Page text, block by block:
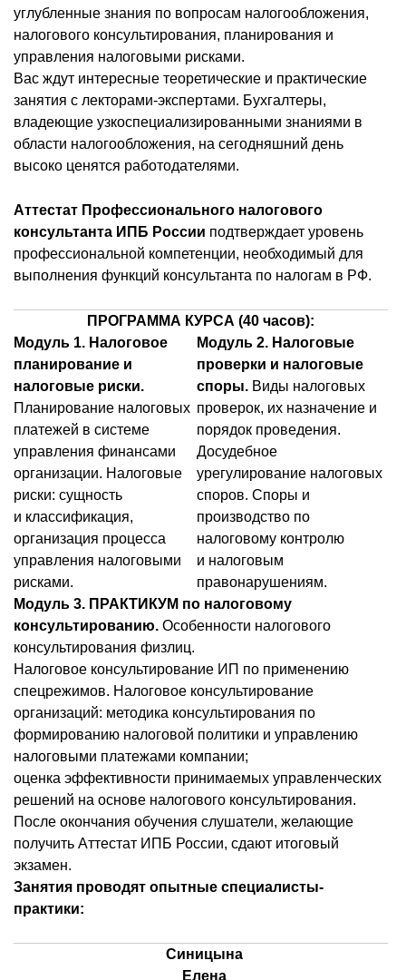
углубленные знания по вопросам налогообложения,
налогового консультирования, планирования и
управления налоговыми рисками.
Вас ждут интересные теоретические и практические
занятия с лекторами-экспертами. Бухгалтеры,
владеющие узкоспециализированными знаниями в
области налогообложения, на сегодняшний день
высоко ценятся работодателями.
Аттестат Профессионального налогового
консультанта ИПБ России подтверждает уровень
профессиональной компетенции, необходимый для
выполнения функций консультанта по налогам в РФ.
ПРОГРАММА КУРСА (40 часов):
Модуль 1. Налоговое
планирование и
налоговые риски.
Планирование налоговых
платежей в системе
управления финансами
организации. Налоговые
риски: сущность
и классификация,
организация процесса
управления налоговыми
рисками.
Модуль 2. Налоговые
проверки и налоговые
споры. Виды налоговых
проверок, их назначение и
порядок проведения.
Досудебное
урегулирование налоговых
споров. Споры и
производство по
налоговому контролю
и налоговым
правонарушениям.
Модуль 3. ПРАКТИКУМ по налоговому
консультированию. Особенности налогового
консультирования физлиц.
Налоговое консультирование ИП по применению
спецрежимов. Налоговое консультирование
организаций: методика консультирования по
формированию налоговой политики и управлению
налоговыми платежами компании;
оценка эффективности принимаемых управленческих
решений на основе налогового консультирования.
После окончания обучения слушатели, желающие
получить Аттестат ИПБ России, сдают итоговый
экзамен.
Занятия проводят опытные специалисты-
практики:
Синицына
Елена